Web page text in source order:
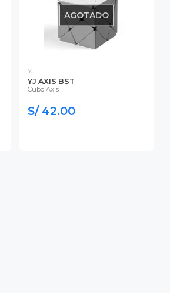
AGOTADO
YJ
YJ AXIS BST
Cubo Axis
S/ 42.00